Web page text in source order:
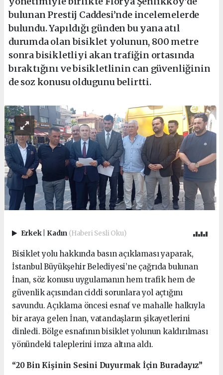
bulunan Prestij Caddesi’nde incelemelerde
bulundu. Yapıldığı günden bu yana atıl
durumda olan bisiklet yolunun, 800 metre
sonra bisikletliyi akan trafiğin ortasında
bıraktığını ve bisikletlinin can güvenliğinin
de soz konusu oldugunu belirtti.
Erkek Kadın (Haberi Sesli Oku)
Bisiklet yolu hakkında basın açıklaması yaparak,
İstanbul Büyükşehir Belediyesi’ne çağrıda bulunan
İnan, söz konusu uygulamanın hem trafik hem de
güvenlik açısından ciddi sorunlara yol açtığını
savundu. Açıklama öncesi esnaf ve mahalle halkıyla
bir araya gelen İnan, vatandaşların şikayetlerini
dinledi. Bölge esnafının bisiklet yolunun kaldırılması
yönündeki taleplerini imza altına aldı.
“20 Bin Kişinin Sesini Duyurmak İçin Buradayız”